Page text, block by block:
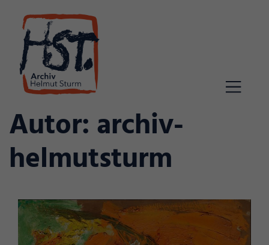
content
Autor:archiv-
helmutsturm